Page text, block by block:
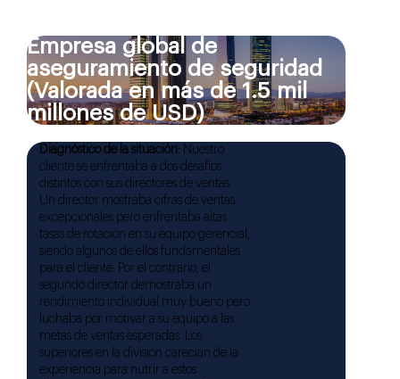
Empresa global de
aseguramiento de seguridad
(Valorada en más de 1.5 mil
millones de USD)
Diagnóstico de la situación: Nuestro
cliente se enfrentaba a dos desafíos
distintos con sus directores de ventas.
Un director mostraba cifras de ventas
excepcionales pero enfrentaba altas
tasas de rotación en su equipo gerencial,
siendo algunos de ellos fundamentales
para el cliente. Por el contrario, el
segundo director demostraba un
rendimiento individual muy bueno pero
luchaba por motivar a su equipo a las
metas de ventas esperadas. Los
superiores en la división carecían de la
experiencia para nutrir a estos